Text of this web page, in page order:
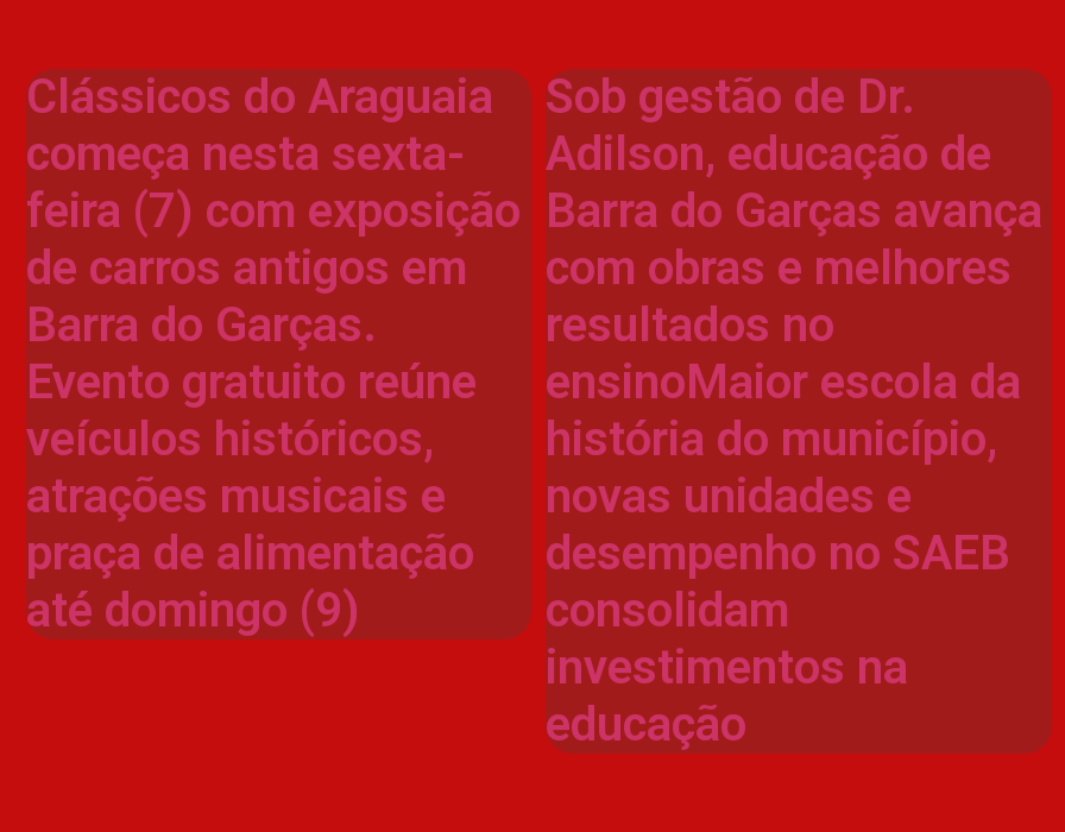
Clássicos do Araguaia
começa nesta sexta-
feira (7) com exposição
de carros antigos em
Barra do Garças.
Evento gratuito reúne
veículos históricos,
atrações musicais e
praça de alimentação
até domingo (9)
Sob gestão de Dr.
Adilson, educação de
Barra do Garças avança
com obras e melhores
resultados no
ensinoMaior escola da
história do município,
novas unidades e
desempenho no SAEB
consolidam
investimentos na
educação